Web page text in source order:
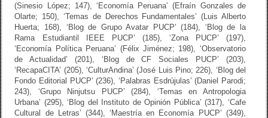
(Sinesio López; 147), ‘Economía Peruana’ (Efraín Gonzales de
Olarte; 150), ‘Temas de Derechos Fundamentales’ (Luis Alberto
Huerta; 168), ‘Blog de Grupo Avatar PUCP’ (184), ‘Blog de la
Rama Estudiantil IEEE PUCP’ (185), ‘Zona PUCP’ (197),
‘Economía Política Peruana’ (Félix Jiménez; 198), ‘Observatorio
de Actualidad’ (201), ‘Blog de CF Sociales PUCP’ (203),
‘RecapaCITA’ (205), ‘CulturAndina’ (José Luis Pino; 226), ‘Blog del
Fondo Editorial PUCP’ (236), ‘Palabras Esdrújulas’ (Daniel Parodi;
243), ‘Grupo Ninjutsu PUCP’ (284), ‘Temas en Antropologia
Urbana’ (295), ‘Blog del Instituto de Opinión Pública’ (317), ‘Cafe
Cultural de Letras’ (344), ‘Maestría en Economía PUCP’ (349),